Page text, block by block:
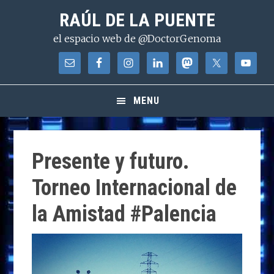
contenido
RAÚL DE LA PUENTE
el espacio web de @DoctorGenoma
MENU
Presente y futuro.
Torneo Internacional de
la Amistad #Palencia